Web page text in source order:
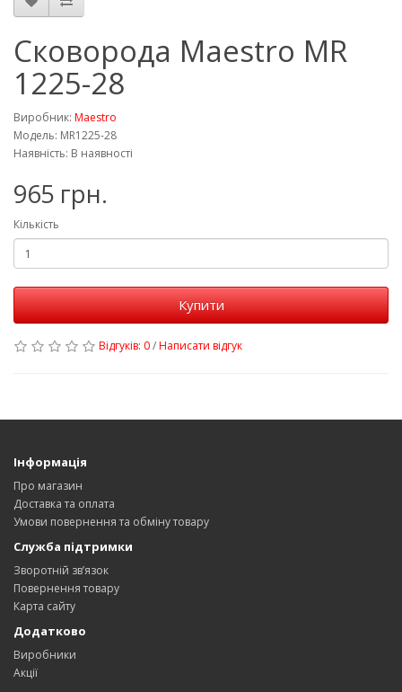
Сковорода Maestro MR
1225-28
Виробник: Maestro
Модель: MR1225-28
Наявність: В наявності
965 грн.
Кількість
Купити
Відгуків: 0/Написати відгук
Інформація
Про магазин
Доставка та оплата
Умови повернення та обміну товару
Служба підтримки
Зворотній зв’язок
Повернення товару
Карта сайту
Додатково
Виробники
Акції